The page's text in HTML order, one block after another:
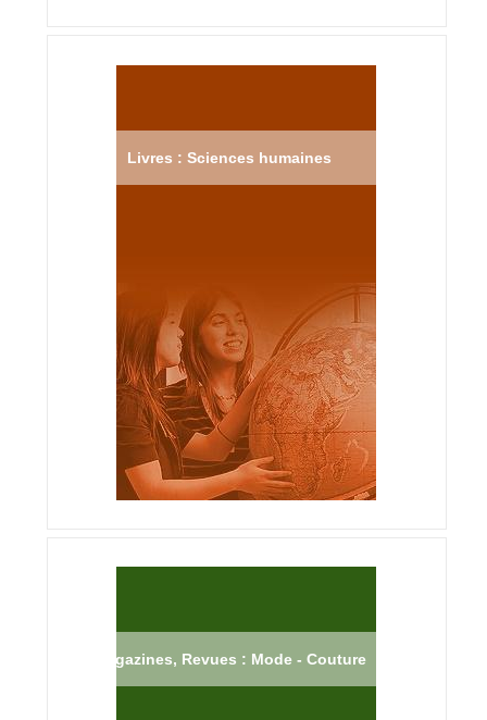
Livres : Sciences humaines
Magazines, Revues : Mode - Couture